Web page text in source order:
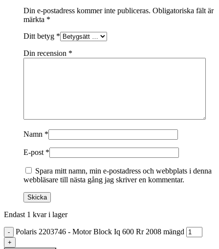
Din e-postadress kommer inte publiceras. Obligatoriska fält är
märkta *
Ditt betyg *
Din recension *
Namn *
E-post *
Spara mitt namn, min e-postadress och webbplats i denna
webbläsare till nästa gång jag skriver en kommentar.
Endast 1 kvar i lager
- Polaris 2203746 - Motor Block Iq 600 Rr 2008 mängd
+